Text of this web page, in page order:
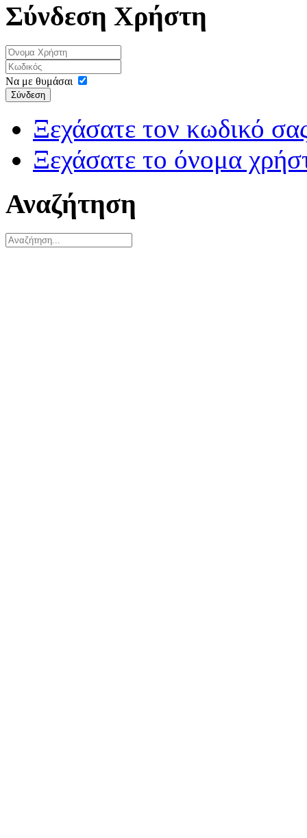
Σύνδεση Χρήστη
Να με θυμάσαι
Σύνδεση
Ξεχάσατε τον κωδικό
Ξεχάσατε το όνομα
Αναζήτηση